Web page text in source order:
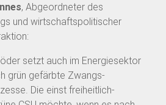
, Abgeordneter des
und wirtschaftspolitischer
setzt auch im Energiesektor
grün gefärbte Zwangs-
Die einst freiheitlich-